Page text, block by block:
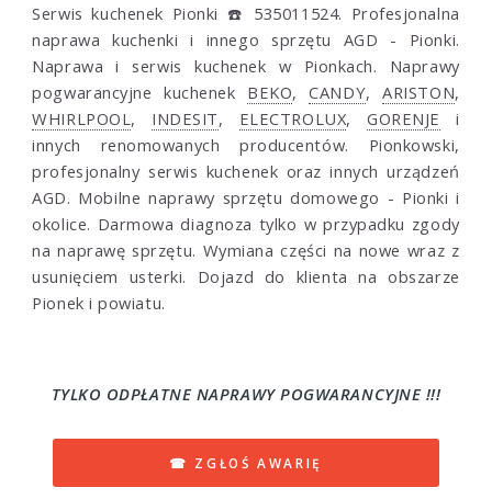
Serwis kuchenek Pionki ☎️ 535011524. Profesjonalna
naprawa kuchenki i innego sprzętu AGD - Pionki.
Naprawa i serwis kuchenek w Pionkach. Naprawy
pogwarancyjne kuchenek BEKO,CANDY,ARISTON,
WHIRLPOOL , INDESIT, ELECTROLUX, GORENJE i
innych renomowanych producentów. Pionkowski,
profesjonalny serwis kuchenek oraz innych urządzeń
AGD. Mobilne naprawy sprzętu domowego - Pionki i
okolice. Darmowa diagnoza tylko w przypadku zgody
na naprawę sprzętu. Wymiana części na nowe wraz z
usunięciem usterki. Dojazd do klienta na obszarze
Pionek i powiatu.
TYLKO ODPŁATNE NAPRAWY POGWARANCYJNE !!!
☎ ZGŁOŚ AWARIĘ